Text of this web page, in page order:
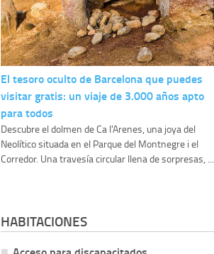
El tesoro oculto de Barcelona que puedes
visitar gratis: un viaje de 3.000 años apto
para todos
Descubre el dolmen de Ca l'Arenes, una joya del
Neolítico situada en el Parque del Montnegre i el
Corredor. Una travesía circular llena de sorpresas, ...
HABITACIONES